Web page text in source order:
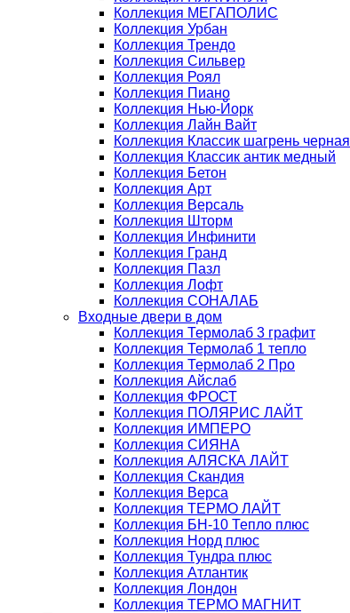
Коллекция МЕГАПОЛИС
Коллекция Урбан
Коллекция Трендо
Коллекция Сильвер
Коллекция Роял
Коллекция Пиано
Коллекция Нью-Йорк
Коллекция Лайн Вайт
Коллекция Классик шагрень черная
Коллекция Классик антик медный
Коллекция Бетон
Коллекция Арт
Коллекция Версаль
Коллекция Шторм
Коллекция Инфинити
Коллекция Гранд
Коллекция Пазл
Коллекция Лофт
Коллекция СОНАЛАБ
Входные двери в дом
Коллекция Термолаб 3 графит
Коллекция Термолаб 1 тепло
Коллекция Термолаб 2 Про
Коллекция Айслаб
Коллекция ФРОСТ
Коллекция ПОЛЯРИС ЛАЙТ
Коллекция ИМПЕРО
Коллекция СИЯНА
Коллекция АЛЯСКА ЛАЙТ
Коллекция Скандия
Коллекция Верса
Коллекция ТЕРМО ЛАЙТ
Коллекция БН-10 Тепло плюс
Коллекция Норд плюс
Коллекция Тундра плюс
Коллекция Атлантик
Коллекция Лондон
Коллекция ТЕРМО МАГНИТ